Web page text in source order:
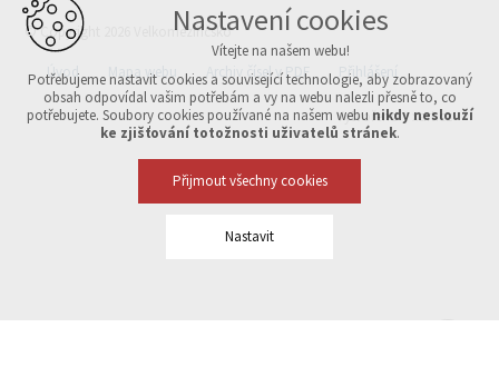
© Copyright 2026 Velkomeziříčsko
Úvod Mapa webu Archiv čísel v PDF Přihlášení
Vytvořeno v xart.cz
Nastavení cookies
Vítejte na našem webu!
Potřebujeme nastavit cookies a související technologie, aby zobrazovaný
obsah odpovídal vašim potřebám a vy na webu nalezli přesně to, co
potřebujete. Soubory cookies používané na našem webu nikdy neslouží
ke zjišťování totožnosti uživatelů stránek.
Přijmout všechny cookies
Nastavit